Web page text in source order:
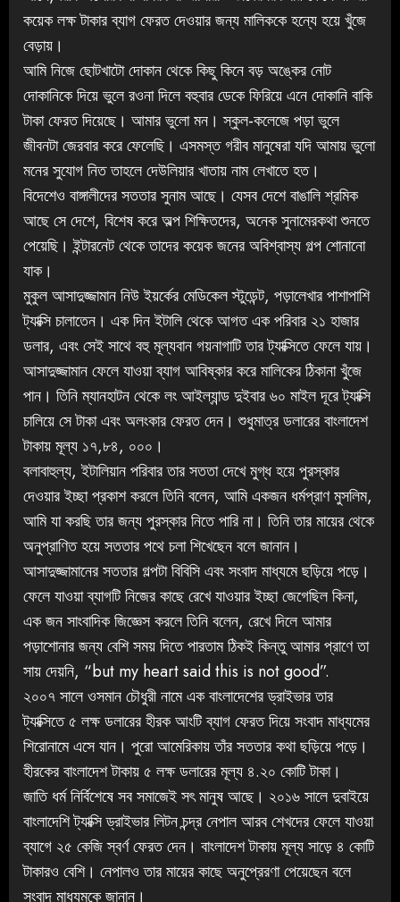
কয়েক লক্ষ টাকার ব্যাগ ফেরত দেওয়ার জন্য মালিককে হন্যে হয়ে খুঁজে
বেড়ায়।
আমি নিজে ছোটখাটো দোকান থেকে কিছু কিনে বড় অঙ্কের নোট
দোকানিকে দিয়ে ভুলে রওনা দিলে বহুবার ডেকে ফিরিয়ে এনে দোকানি বাকি
টাকা ফেরত দিয়েছে। আমার ভুলো মন। স্কুল-কলেজে পড়া ভুলে
জীবনটা জেরবার করে ফেলেছি। এসমস্ত গরীব মানুষেরা যদি আমায় ভুলো
মনের সুযোগ নিত তাহলে দেউলিয়ার খাতায় নাম লেখাতে হত।
বিদেশেও বাঙ্গালীদের সততার সুনাম আছে। যেসব দেশে বাঙালি শ্রমিক
আছে সে দেশে, বিশেষ করে অল্প শিক্ষিতদের, অনেক সুনামেরকথা শুনতে
পেয়েছি। ইন্টারনেট থেকে তাদের কয়েক জনের অবিশ্বাস্য গল্প শোনানো
যাক।
মুকুল আসাদুজ্জামান নিউ ইয়র্কের মেডিকেল স্টুডেন্ট, পড়ালেখার পাশাপাশি
ট্যাক্সি চালাতেন। এক দিন ইটালি থেকে আগত এক পরিবার ২১ হাজার
ডলার, এবং সেই সাথে বহু মূল্যবান গয়নাগাটি তার ট্যাক্সিতে ফেলে যায়।
আসাদুজ্জামান ফেলে যাওয়া ব্যাগ আবিষ্কার করে মালিকের ঠিকানা খুঁজে
পান। তিনি ম্যানহাটন থেকে লং আইল্যান্ড দুইবার ৬০ মাইল দূরে ট্যাক্সি
চালিয়ে সে টাকা এবং অলংকার ফেরত দেন। শুধুমাত্র ডলারের বাংলাদেশ
টাকায় মূল্য ১৭,৮৪, ০০০।
বলাবাহুল্য, ইটালিয়ান পরিবার তার সততা দেখে মুগ্ধ হয়ে পুরস্কার
দেওয়ার ইচ্ছা প্রকাশ করলে তিনি বলেন, আমি একজন ধর্মপ্রাণ মুসলিম,
আমি যা করছি তার জন্য পুরস্কার নিতে পারি না। তিনি তার মায়ের থেকে
অনুপ্রাণিত হয়ে সততার পথে চলা শিখেছেন বলে জানান।
আসাদুজ্জামানের সততার গল্পটা বিবিসি এবং সংবাদ মাধ্যমে ছড়িয়ে পড়ে।
ফেলে যাওয়া ব্যাগটি নিজের কাছে রেখে যাওয়ার ইচ্ছা জেগেছিল কিনা,
এক জন সাংবাদিক জিজ্ঞেস করলে তিনি বলেন, রেখে দিলে আমার
পড়াশোনার জন্য বেশি সময় দিতে পারতাম ঠিকই কিন্তু আমার প্রাণে তা
সায় দেয়নি, “but my heart said this is not good”.
২০০৭ সালে ওসমান চৌধুরী নামে এক বাংলাদেশের ড্রাইভার তার
ট্যাক্সিতে ৫ লক্ষ ডলারের হীরক আংটি ব্যাগ ফেরত দিয়ে সংবাদ মাধ্যমের
শিরোনামে এসে যান। পুরো আমেরিকায় তাঁর সততার কথা ছড়িয়ে পড়ে।
হীরকের বাংলাদেশ টাকায় ৫ লক্ষ ডলারের মূল্য ৪.২০ কোটি টাকা।
জাতি ধর্ম নির্বিশেষে সব সমাজেই সৎ মানুষ আছে। ২০১৬ সালে দুবাইয়ে
বাংলাদেশি ট্যাক্সি ড্রাইভার লিটন চন্দ্র নেপাল আরব শেখদের ফেলে যাওয়া
ব্যাগে ২৫ কেজি স্বর্ণ ফেরত দেন। বাংলাদেশ টাকায় মূল্য সাড়ে ৪ কোটি
টাকারও বেশি। নেপালও তার মায়ের কাছে অনুপ্রেরণা পেয়েছেন বলে
সংবাদ মাধ্যমকে জানান।